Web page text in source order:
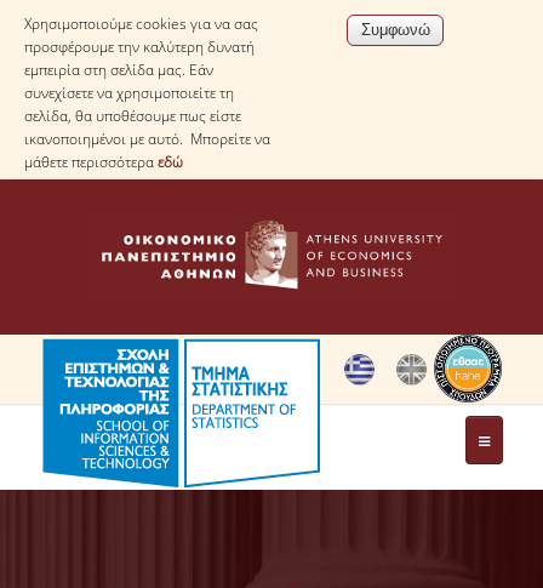
Χρησιμοποιούμε cookies για να σας
προσφέρουμε την καλύτερη δυνατή
εμπειρία στη σελίδα μας. Εάν
συνεχίσετε να χρησιμοποιείτε τη
σελίδα, θα υποθέσουμε πως είστε
ικανοποιημένοι με αυτό. Μπορείτε να
μάθετε περισσότεραεδώ
ΤΟ ΤΜΗΜΑ